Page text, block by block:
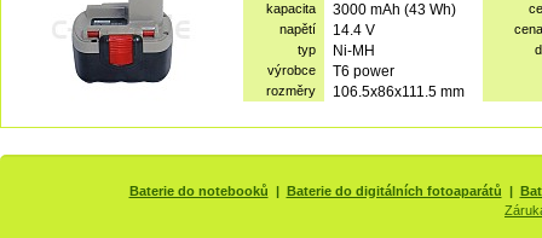
kapacita 3000 mAh (43 Wh)
napětí
14.4 V
typ
Ni-MH
výrobce
T6 power
rozměry 106.5x86x111.5 mm
Baterie do notebooků | Baterie do digitálních fotoaparátů |